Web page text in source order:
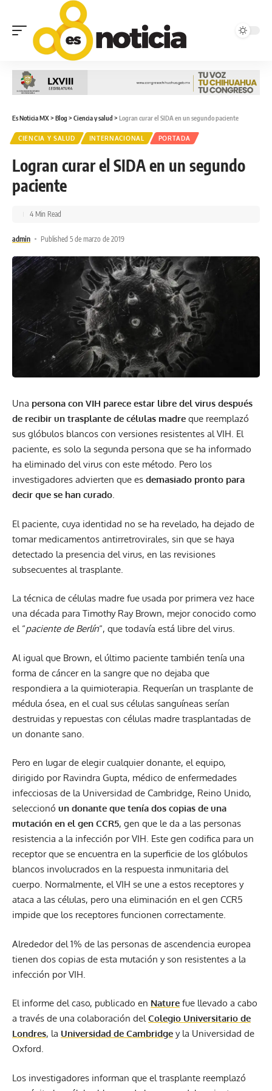
Es Noticia MX> Blog > Ciencia y salud > Logran curar el SIDA en un segundo paciente
CIENCIA Y SALUD INTERNACIONAL PORTADA
Logran curar el SIDA en un segundo
paciente
admin Published 5 de marzo de 2019
4 Min Read
Una persona con VIH parece estar libre del virus después
de recibir un trasplante de células madre que reemplazó
sus glóbulos blancos con versiones resistentes al VIH. El
paciente, es solo la segunda persona que se ha informado
ha eliminado del virus con este método. Pero los
investigadores advierten que es demasiado pronto para
decir que se han curado.
El paciente, cuya identidad no se ha revelado, ha dejado de
tomar medicamentos antirretrovirales, sin que se haya
detectado la presencia del virus, en las revisiones
subsecuentes al trasplante.
La técnica de células madre fue usada por primera vez hace
una década para Timothy Ray Brown, mejor conocido como
el “paciente de Berlín“, que todavía está libre del virus.
Al igual que Brown, el último paciente también tenía una
forma de cáncer en la sangre que no dejaba que
respondiera a la quimioterapia. Requerían un trasplante de
médula ósea, en el cual sus células sanguíneas serían
destruidas y repuestas con células madre trasplantadas de
un donante sano.
Pero en lugar de elegir cualquier donante, el equipo,
dirigido por Ravindra Gupta, médico de enfermedades
infecciosas de la Universidad de Cambridge, Reino Unido,
seleccionó un donante que tenía dos copias de una
mutación en el gen CCR5, gen que le da a las personas
resistencia a la infección por VIH. Este gen codifica para un
receptor que se encuentra en la superficie de los glóbulos
blancos involucrados en la respuesta inmunitaria del
cuerpo. Normalmente, el VIH se une a estos receptores y
ataca a las células, pero una eliminación en el gen CCR5
impide que los receptores funcionen correctamente.
Alrededor del 1% de las personas de ascendencia europea
tienen dos copias de esta mutación y son resistentes a la
infección por VIH.
El informe del caso, publicado en Nature fue llevado a cabo
a través de una colaboración delColegio Universitario de
Londres, la Universidad de Cambridge y la Universidad de
Oxford.
Los investigadores informan que el trasplante reemplazó